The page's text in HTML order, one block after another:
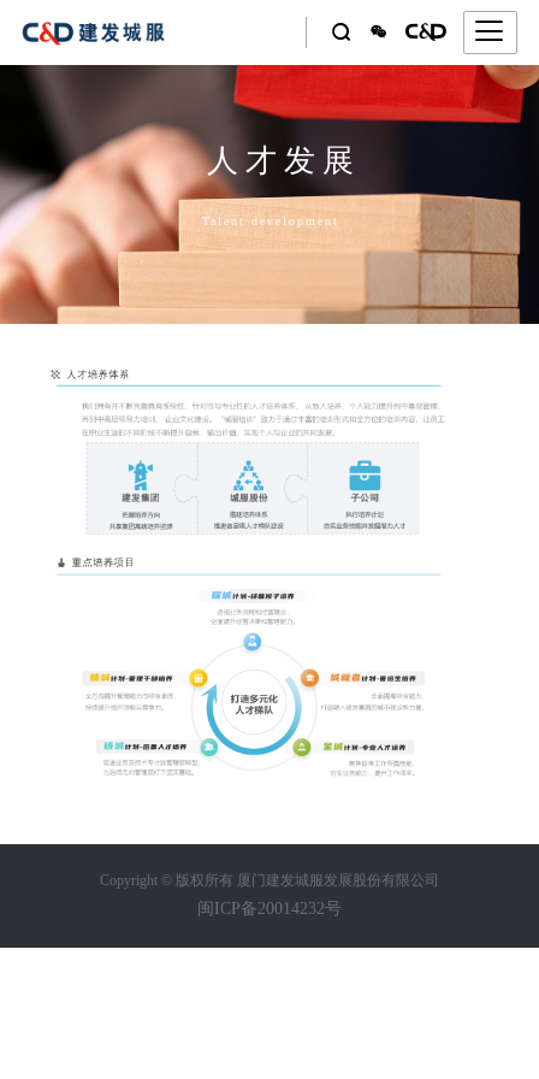
   
人才发展
Talent development
Copyright © 版权所有 厦门建发城服发展股份有限公司
闽ICP备20014232号